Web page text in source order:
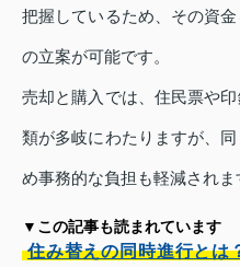
把握しているため、その資
の立案が可能です。
売却と購入では、住民票や
類が多岐にわたりますが、
め事務的な負担も軽減されま
▼この記事も読まれています
住み替えの同時進行とは